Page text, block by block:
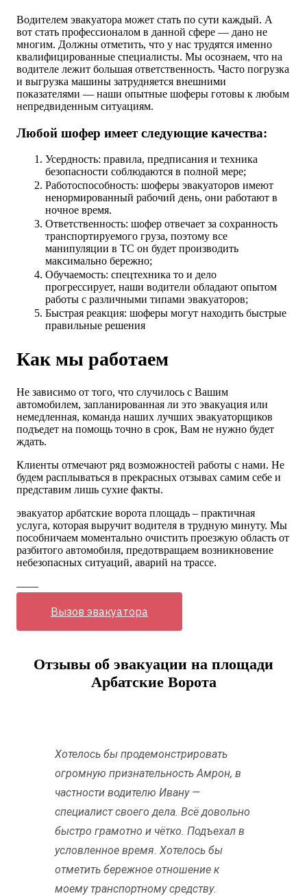
Водителем эвакуатора может стать по сути каждый. А
вот стать профессионалом в данной сфере — дано не
многим. Должны отметить, что у нас трудятся именно
квалифицированные специалисты. Мы осознаем, что на
водителе лежит большая ответственность. Часто погрузка
и выгрузка машины затрудняется внешними
показателями — наши опытные шоферы готовы к любым
непредвиденным ситуациям.
Любой шофер имеет следующие качества:
Усердность: правила, предписания и техника
безопасности соблюдаются в полной мере;
Работоспособность: шоферы эвакуаторов имеют
ненормированный рабочий день, они работают в
ночное время.
Ответственность: шофер отвечает за сохранность
транспортируемого груза, поэтому все
манипуляции в ТС он будет производить
максимально бережно;
Обучаемость: спецтехника то и дело
прогрессирует, наши водители обладают опытом
работы с различными типами эвакуаторов;
Быстрая реакция: шоферы могут находить быстрые
правильные решения
Как мы работаем
Не зависимо от того, что случилось с Вашим
автомобилем, запланированная ли это эвакуация или
немедленная, команда наших лучших эвакуаторщиков
подъедет на помощь точно в срок, Вам не нужно будет
ждать.
Клиенты отмечают ряд возможностей работы с нами. Не
будем расплываться в прекрасных отзывах самим себе и
представим лишь сухие факты.
эвакуатор арбатские ворота площадь – практичная
услуга, которая выручит водителя в трудную минуту. Мы
пособничаем моментально очистить проезжую область от
разбитого автомобиля, предотвращаем возникновение
небезопасных ситуаций, аварий на трассе.
——
Вызов эвакуатора
Отзывы об эвакуации на площади
Арбатские Ворота
Хотелось бы продемонстрировать
огромную признательность Амрон, в
частности водителю Ивану —
специалист своего дела. Всё довольно
быстро грамотно и чётко. Подъехал в
условленное время. Хотелось бы
отметить бережное отношение к
моему транспортному средству.